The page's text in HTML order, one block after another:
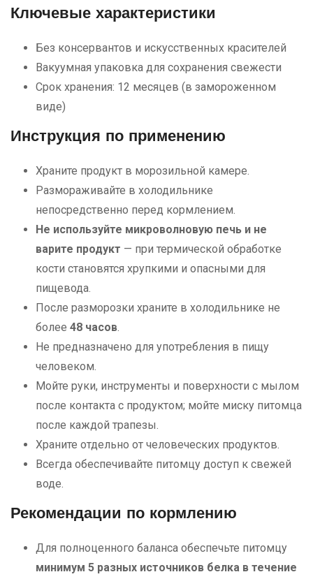
Ключевые характеристики
Без консервантов и искусственных красителей
Вакуумная упаковка для сохранения свежести
Срок хранения: 12 месяцев (в замороженном
виде)
Инструкция по применению
Храните продукт в морозильной камере.
Размораживайте в холодильнике
непосредственно перед кормлением.
Не используйте микроволновую печь и не
варите продукт — при термической обработке
кости становятся хрупкими и опасными для
пищевода.
После разморозки храните в холодильнике не
более 48 часов
Не предназначено для употребления в пищу
человеком.
Мойте руки, инструменты и поверхности с мылом
после контакта с продуктом; мойте миску питомца
после каждой трапезы.
Храните отдельно от человеческих продуктов.
Всегда обеспечивайте питомцу доступ к свежей
воде.
Рекомендации по кормлению
Для полноценного баланса обеспечьте питомцу
минимум 5 разных источников белка в течение